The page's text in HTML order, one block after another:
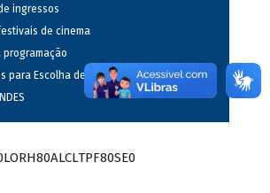
ingressos
de cinema
programação
para Escolha de Espetáculos Musicais